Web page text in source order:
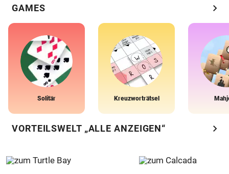
GAMES chevron_right
Solitär Kreuzworträtsel
VORTEILSWELT „ALLE ANZEIGEN“ chevron_right